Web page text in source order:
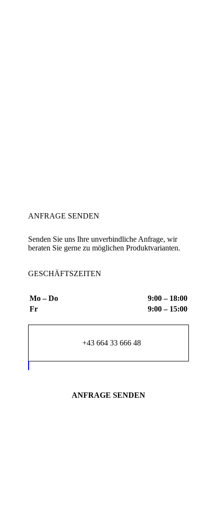
ANFRAGE SENDEN
Senden Sie uns Ihre unverbindliche Anfrage, wir
beraten Sie gerne zu möglichen Produktvarianten.
GESCHÄFTSZEITEN
Mo – Do
9:00 – 18:00
Fr
9:00 – 15:00
+43 664 33 666 48
ANFRAGE SENDEN